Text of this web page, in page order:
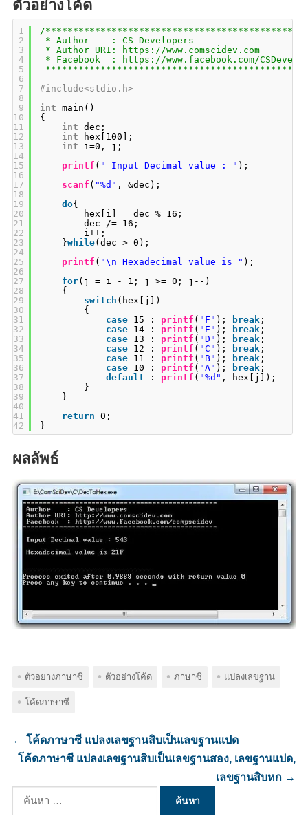
ตัวอย่างโค้ด
1
2
3
4
5
6
7
8
9
10
11
12
13
14
15
16
17
18
19
20
21
22
23
24
25
26
27
28
29
30
31
32
33
34
35
36
37
38
39
40
41
42
/
* Author    : CS Developers
* Author URI:
https://www.comscidev.com
* Facebook  :
https://www.facebook.com/
#include<stdio.h>
int main()
{
int dec;
int
hex[100];
int
i=0, j;
printf ( " Input Decimal value : " );
scanf ( "%d" , &dec);
do{
hex[i] = dec % 16;
dec /= 16;
i++;
}while(dec > 0);
printf ( "\n Hexadecimal value is " );
for(j = i - 1; j >= 0; j--)
{
switch (hex[j])
{
case
15 : printf ( "F" ); break;
case
14 : printf ( "E" ); break;
case
13 : printf ( "D" ); break;
case
12 : printf ( "C" ); break;
case
11 : printf ( "B" ); break;
case
10 : printf ( "A" ); break;
default
: printf ( "%d" , hex[j]);
}
}
return 0;
}
ผลลัพธ์
ตัวอย่างภาษาซี ตัวอย่างโค้ด ภาษาซี แปลงเลขฐาน
โค้ดภาษาซี
← โค้ดภาษาซี แปลงเลขฐานสิบเป็นเลขฐานแปด
โค้ดภาษาซี แปลงเลขฐานสิบเป็นเลขฐานสอง, เลขฐานแปด,
เลขฐานสิบหก →
ค้นหา
สำหรับ: